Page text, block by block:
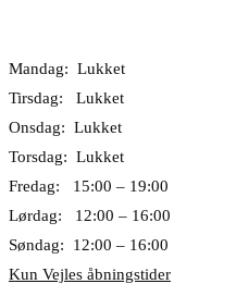
Mandag: Lukket
Tirsdag: Lukket
Onsdag: Lukket
Torsdag: Lukket
Fredag: 15:00 – 19:00
Lørdag: 12:00 – 16:00
Søndag: 12:00 – 16:00
Kun Vejles åbningstider